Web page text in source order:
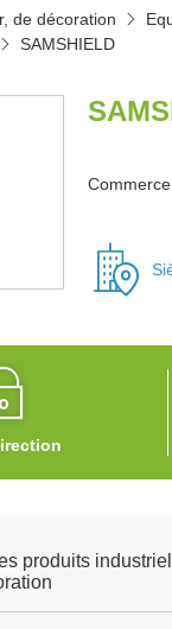
de décoration
SAMSHIELD
produits